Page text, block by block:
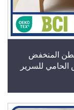
المنخفض
للسرير